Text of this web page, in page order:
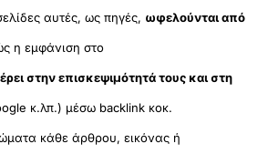
αυτές, ως πηγές, ωφελούνται από
η εμφάνιση στο
στην επισκεψιμότητά τους και στη
κ.λπ.) μέσω backlink κοκ.
κάθε άρθρου, εικόνας ή